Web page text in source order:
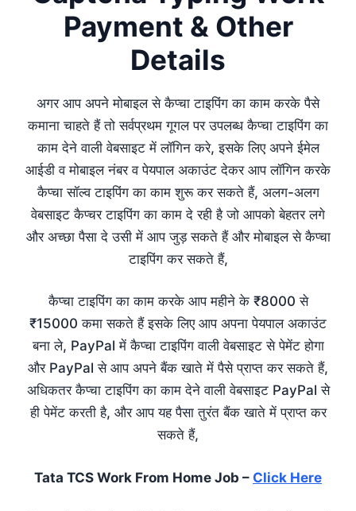
Payment & Other
Details
अगर आप अपने मोबाइल से कैप्चा टाइपिंग का काम करके पैसे
कमाना चाहते हैं तो सर्वप्रथम गूगल पर उपलब्ध कैप्चा टाइपिंग का
काम देने वाली वेबसाइट में लॉगिन करे, इसके लिए अपने ईमेल
आईडी व मोबाइल नंबर व पेयपाल अकाउंट देकर आप लॉगिन करके
कैप्चा सॉल्व टाइपिंग का काम शुरू कर सकते हैं, अलग-अलग
वेबसाइट कैप्चर टाइपिंग का काम दे रही है जो आपको बेहतर लगे
और अच्छा पैसा दे उसी में आप जुड़ सकते हैं और मोबाइल से कैप्चा
टाइपिंग कर सकते हैं,
कैप्चा टाइपिंग का काम करके आप महीने के ₹8000 से
₹15000 कमा सकते हैं इसके लिए आप अपना पेयपाल अकाउंट
बना ले, PayPal में कैप्चा टाइपिंग वाली वेबसाइट से पेमेंट होगा
और PayPal से आप अपने बैंक खाते में पैसे प्राप्त कर सकते हैं,
अधिकतर कैप्चा टाइपिंग का काम देने वाली वेबसाइट PayPal से
ही पेमेंट करती है, और आप यह पैसा तुरंत बैंक खाते में प्राप्त कर
सकते हैं,
Tata TCS Work From Home Job – Click Here